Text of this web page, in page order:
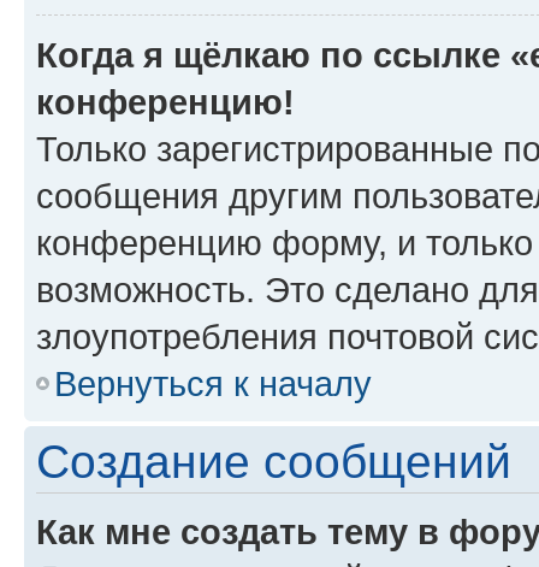
Когда я щёлкаю по ссылке
конференцию!
Только зарегистрированные
сообщения другим
конференцию форму, и
возможность. Это сделано
злоупотребления почтовой
Вернуться к началу
Создание сообщений
Как мне создать тему в